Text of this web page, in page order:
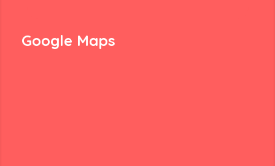
Google Maps